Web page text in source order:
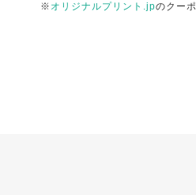
※ オリジナルプリント.jpのクー